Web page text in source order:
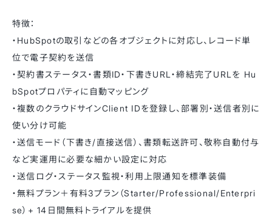
特徴：
・HubSpotの取引などの各オブジェクトに対応し、レコード単
位で電子契約を送信
・契約書ステータス・書類ID・下書きURL・締結完了URLを Hu
bSpotプロパティに自動マッピング
・複数のクラウドサインClient IDを登録し、部署別・送信者別に
使い分け可能
・送信モード（下書き/直接送信）、書類転送許可、敬称自動付与
など実運用に必要な細かい設定に対応
・送信ログ・ステータス監視・利用上限通知を標準装備
・無料プラン＋有料3プラン（Starter/Professional/Enterpri
se）+ 14日間無料トライアルを提供